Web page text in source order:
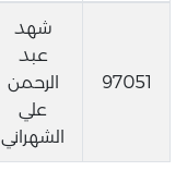
97051
شهد
عبد
الرحمن
علي
الشهراني